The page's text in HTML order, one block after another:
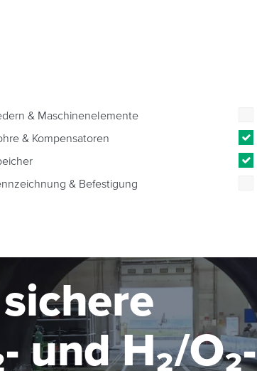
& Maschinenelemente
& Kompensatoren
& Befestigung
und H₂/O₂-